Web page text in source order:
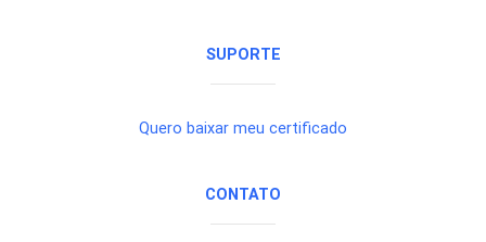
SUPORTE
Quero baixar meu certificado
CONTATO